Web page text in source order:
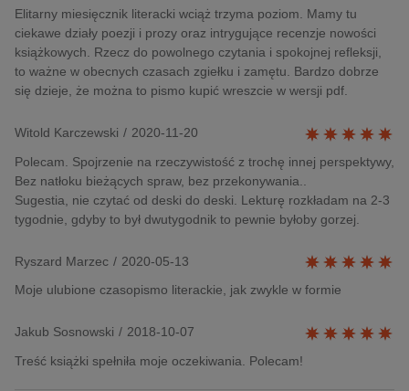
Elitarny miesięcznik literacki wciąż trzyma poziom. Mamy tu
ciekawe działy poezji i prozy oraz intrygujące recenzje nowości
książkowych. Rzecz do powolnego czytania i spokojnej refleksji,
to ważne w obecnych czasach zgiełku i zamętu. Bardzo dobrze
się dzieje, że można to pismo kupić wreszcie w wersji pdf.
Witold Karczewski / 2020-11-20
Polecam. Spojrzenie na rzeczywistość z trochę innej perspektywy,
Bez natłoku bieżących spraw, bez przekonywania..
Sugestia, nie czytać od deski do deski. Lekturę rozkładam na 2-3
tygodnie, gdyby to był dwutygodnik to pewnie byłoby gorzej.
Ryszard Marzec / 2020-05-13
Moje ulubione czasopismo literackie, jak zwykle w formie
Jakub Sosnowski / 2018-10-07
Treść książki spełniła moje oczekiwania. Polecam!